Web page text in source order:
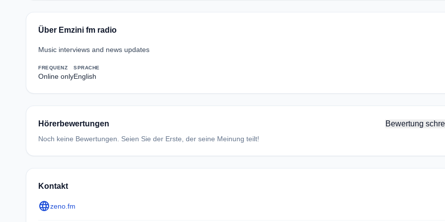
Über Emzini fm radio
Music interviews and news updates
FREQUENZ
Online only
SPRACHE
English
Hörerbewertungen Bewertung
Noch keine Bewertungen. Seien Sie der Erste, der seine Meinung teilt!
Kontakt
languagezeno.fm